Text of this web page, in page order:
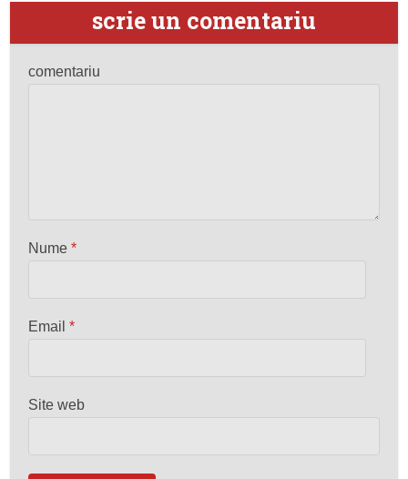
scrie un comentariu
comentariu
Nume*
Email*
Site web